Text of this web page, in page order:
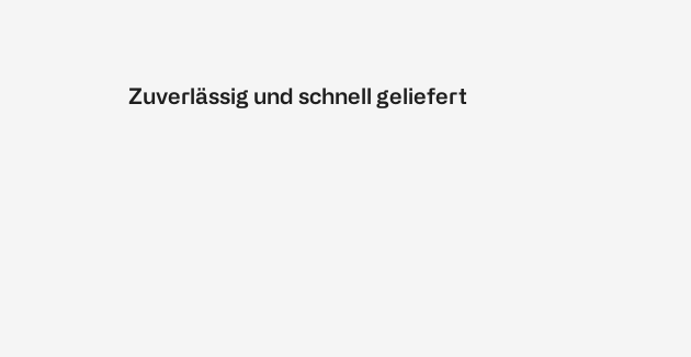
Zuverlässig und schnell geliefert